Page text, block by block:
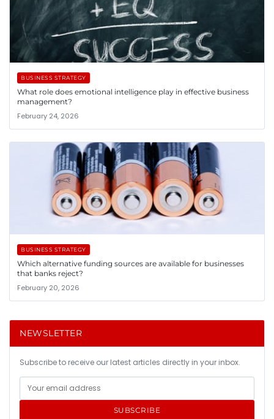
BUSINESS STRATEGY
What role does emotional intelligence play in effective business
management?
February 24, 2026
BUSINESS STRATEGY
Which alternative funding sources are available for businesses
that banks reject?
February 20, 2026
NEWSLETTER
Subscribe to receive our latest articles directly in your inbox.
SUBSCRIBE